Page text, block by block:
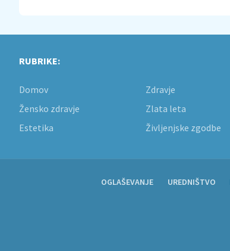
RUBRIKE:
Domov Zdravje
Žensko zdravje
Zlata leta
Estetika
Življenjske zgodbe
OGLAŠEVANJE UREDNIŠTVO